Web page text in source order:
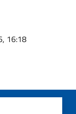
16:18